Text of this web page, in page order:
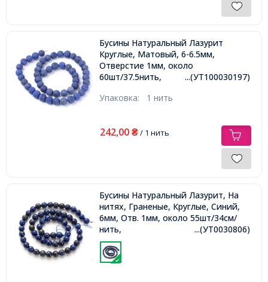
Бусины Натуральный Лазурит
Круглые, Матовый, 6-6.5мм,
Отверстие 1мм, около
60шт/37.5нить,
...(УТ100030197)
Упаковка: 1 нить
242,00 ₴/ 1 нить
Бусины Натуральный Лазурит, На
нитях, Граненые, Круглые, Синий,
6мм, Отв. 1мм, около 55шт/34см/
нить,
...(УТ0030806)